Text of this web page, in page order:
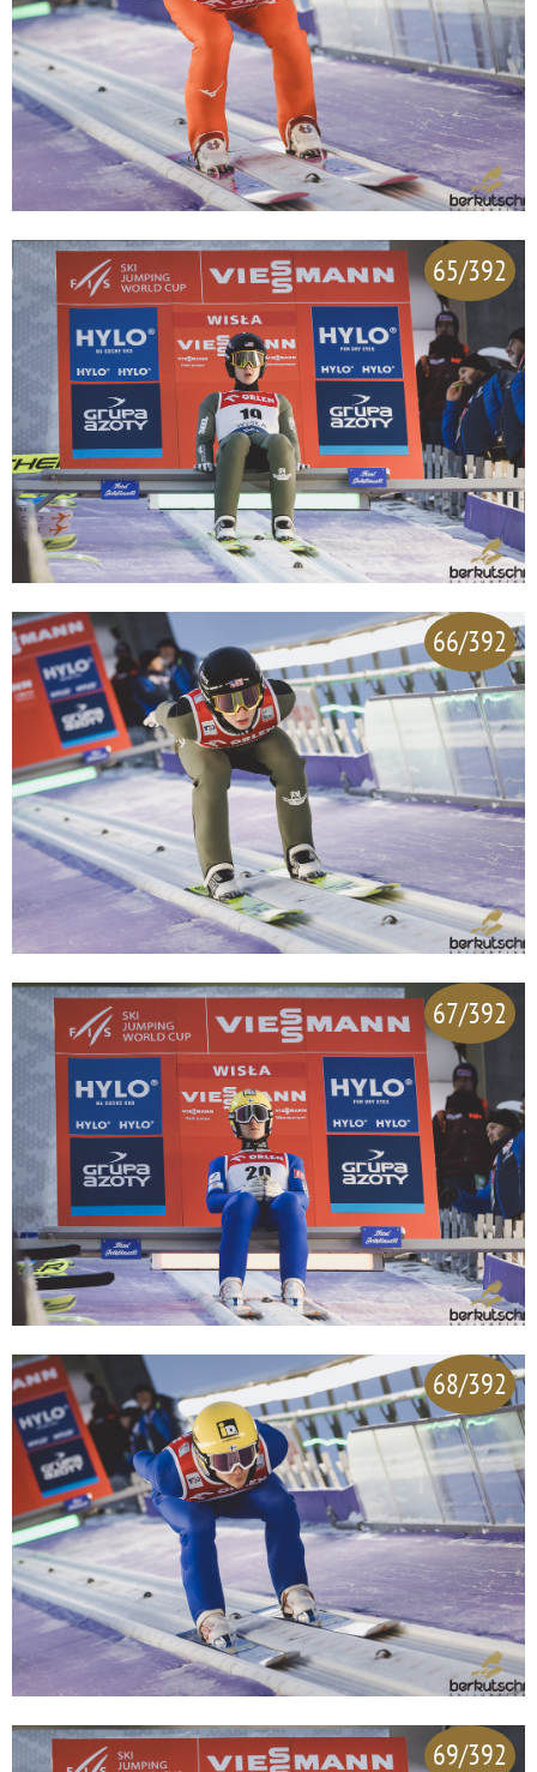
65/392
66/392
67/392
68/392
69/392